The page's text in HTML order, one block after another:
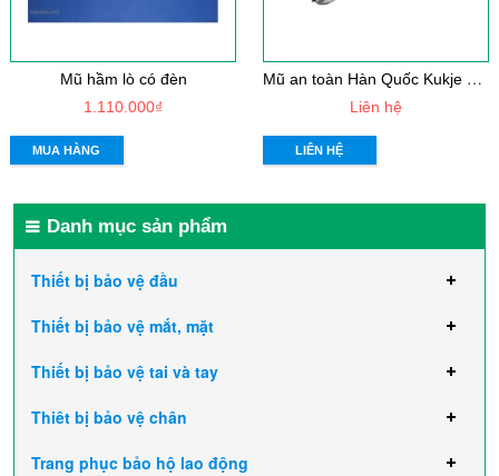
Mũ hầm lò có đèn
1.110.000₫
MUA HÀNG
M
ũ an toàn Hàn Quốc Kukje màu trắng có kính
Liên hệ
LIÊN HỆ
Danh mục sản phẩm
Thiết bị bảo vệ đầu
Thiết bị bảo vệ mắt, mặt
Thiết bị bảo vệ tai và tay
Thiêt bị bảo vệ chân
Trang phục bảo hộ lao động